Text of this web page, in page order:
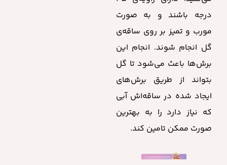
درجه باشند و به صورت
مورب و تمیز بر روی ساقه‌ی
گل انجام شوند. انجام این
برش‌ها باعث می‌شود تا گل
بتواند از طریق برش‌های
ایجاد شده در ساقه‌اش آبی
که نیاز دارد را به بهترین
صورت ممکن تامین کند.